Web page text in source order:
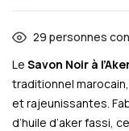
29 personnes
Le Savon Noir à
traditionnel
et rajeunissantes.
d’huile d’aker fassi,